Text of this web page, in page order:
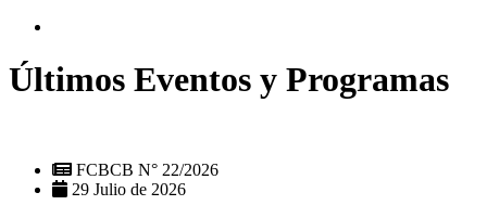
Últimos Eventos y Programas
FCBCB N° 22/2026
29 Julio de 2026